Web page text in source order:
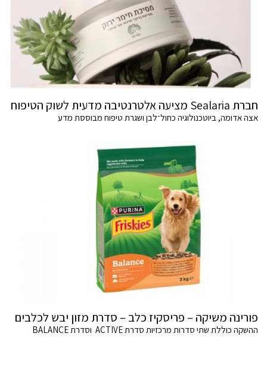
חברת Sealaria מציעה אלטרנטיבה מדעית לשוק הטיפוח
אצה אדומה, ביוטכנולוגיה כחול־לבן ושגרת טיפוח מבוססת מדע
פורינה משיקה – פריסקיז כלב – סדרת מזון יבש לכלבים
ההשקה כוללת שתי סדרות מרכזיות סדרת ACTIVE וסדרת BALANCE